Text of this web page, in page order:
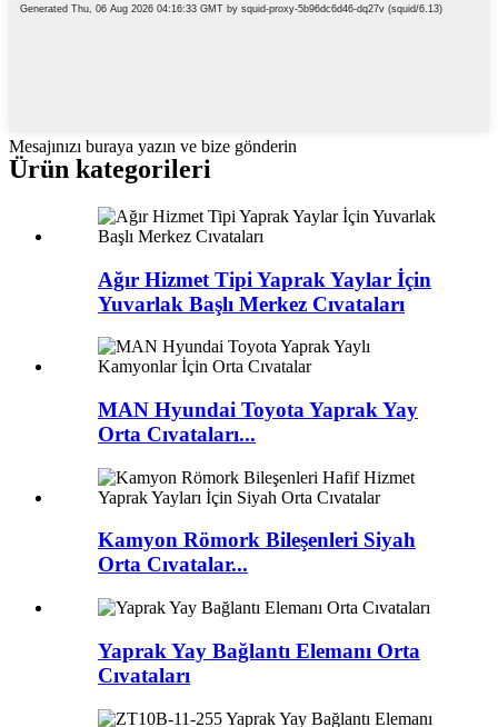
Mesajınızı buraya yazın ve bize gönderin
Ürün kategorileri
Ağır Hizmet Tipi Yaprak Yaylar İçin
Yuvarlak Başlı Merkez Cıvataları
MAN Hyundai Toyota Yaprak Yay
Orta Cıvataları...
Kamyon Römork Bileşenleri Siyah
Orta Cıvatalar...
Yaprak Yay Bağlantı Elemanı Orta
Cıvataları